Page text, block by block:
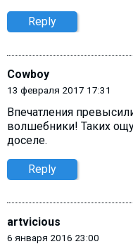
Reply
Cowboy
13 февраля 2017 17:31
Впечатления
волшебники! Таких
доселе.
Reply
artvicious
6 января 2016 23:00